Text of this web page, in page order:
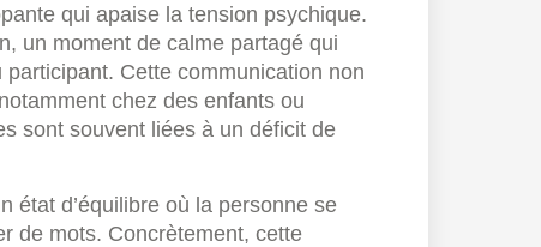
qui apaise la tension psychique.
un moment de calme partagé qui
Cette communication non
chez des enfants ou
sont souvent liées à un déficit de
état d’équilibre où la personne se
de mots. Concrètement, cette